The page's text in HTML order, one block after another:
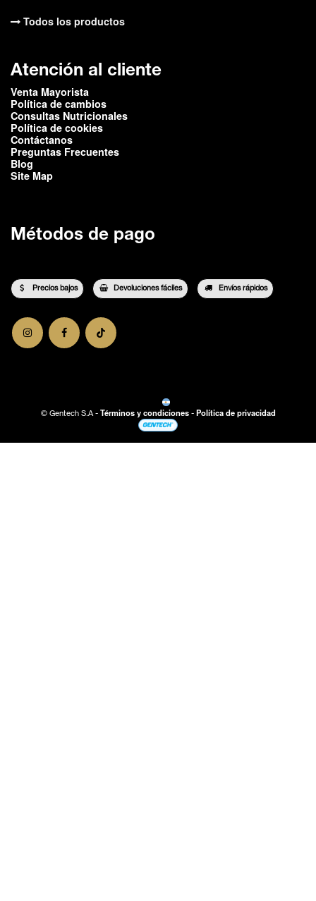
Todos los productos
Atención al cliente
Venta Mayorista
Política de cambios
Consultas Nutricionales
Política de cookies
Contáctanos
Preguntas Frecuentes
Blog
Site Map
Métodos de pago
Precios bajos Devoluciones fáciles Envíos rápidos
© Gentech S.A- Términos y condiciones- Política de privacidad